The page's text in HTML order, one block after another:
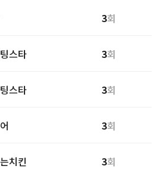
3회
스타 3회
스타 3회
3회
치킨 3회